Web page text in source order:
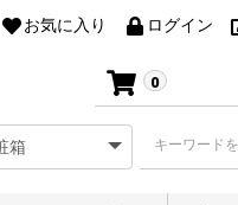
お気に入り ログイン
0